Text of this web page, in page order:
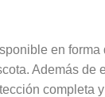
en
Además de
completa